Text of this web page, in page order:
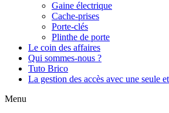
Gaine électrique
Cache-prises
Porte-clés
Plinthe de porte
Le coin des affaires
Qui sommes-nous ?
Tuto Brico
La gestion des accès avec une seule
Menu